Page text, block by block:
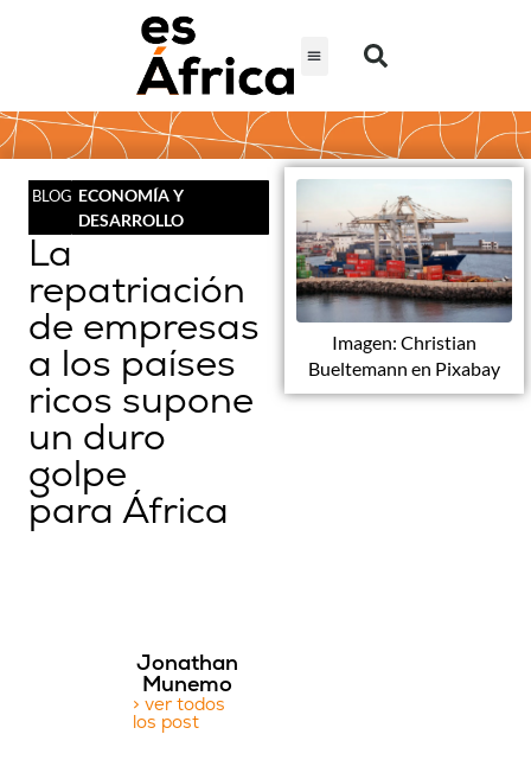
BLOG ECONOMÍA Y
DESARROLLO
La
repatriación
de empresas
a los países
ricos supone
un duro
golpe
para África
Imagen: Christian
Bueltemann en Pixabay
Jonathan
Munemo
> ver todos
los post